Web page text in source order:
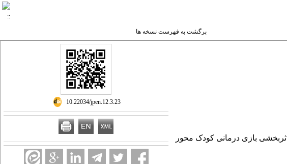
برگشت به فهرست نسخه ها
اثربخشی بازی درمانی کودک محور
‎ 10.22034/jpen.12.3.23